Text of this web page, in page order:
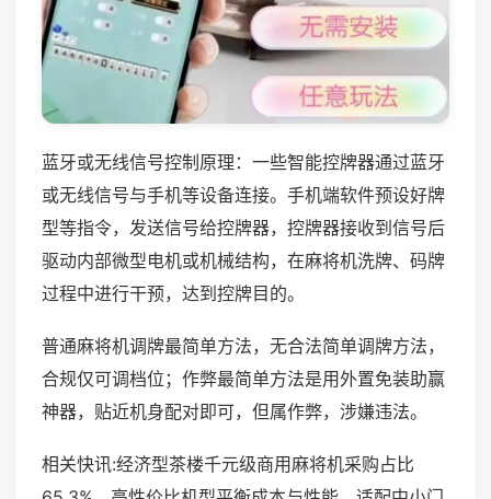
蓝牙或无线信号控制原理：一些智能控牌器通过蓝牙
或无线信号与手机等设备连接。手机端软件预设好牌
型等指令，发送信号给控牌器，控牌器接收到信号后
驱动内部微型电机或机械结构，在麻将机洗牌、码牌
过程中进行干预，达到控牌目的。
普通麻将机调牌最简单方法，无合法简单调牌方法，
合规仅可调档位；作弊最简单方法是用外置免装助赢
神器，贴近机身配对即可，但属作弊，涉嫌违法。
相关快讯:经济型茶楼千元级商用麻将机采购占比